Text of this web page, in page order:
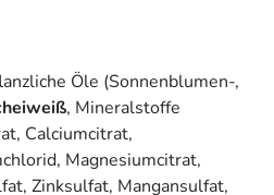
Öle (Sonnenblumen-,
, Mineralstoffe
Calciumcitrat,
Magnesiumcitrat,
Zinksulfat, Mangansulfat,